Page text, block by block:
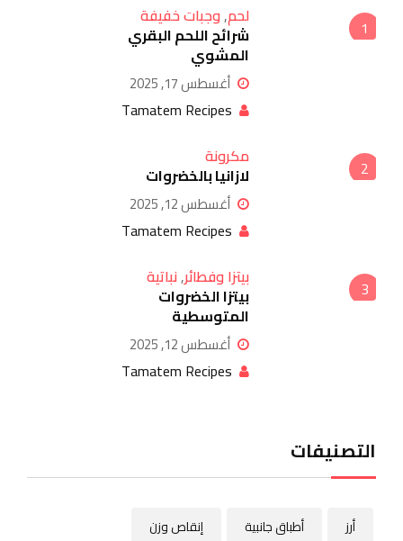
لحم,وجبات خفيفة
شرائح اللحم البقري
المشوي
أغسطس 17, 2025
Tamatem Recipes
مكرونة
لازانيا بالخضروات
أغسطس 12, 2025
Tamatem Recipes
بيتزا وفطائر,نباتية
بيتزا الخضروات
المتوسطية
أغسطس 12, 2025
Tamatem Recipes
التصنيفات
أطباق جانبية
إنقاص وزن